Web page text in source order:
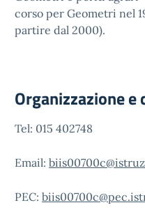
corso per Geometri nel
partire dal 2000).
Organizzazione
Tel: 015 402748
Email:
PEC: